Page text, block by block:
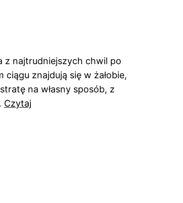
z najtrudniejszych chwil po
znajdują się w żałobie,
na własny sposób, z
Czytaj